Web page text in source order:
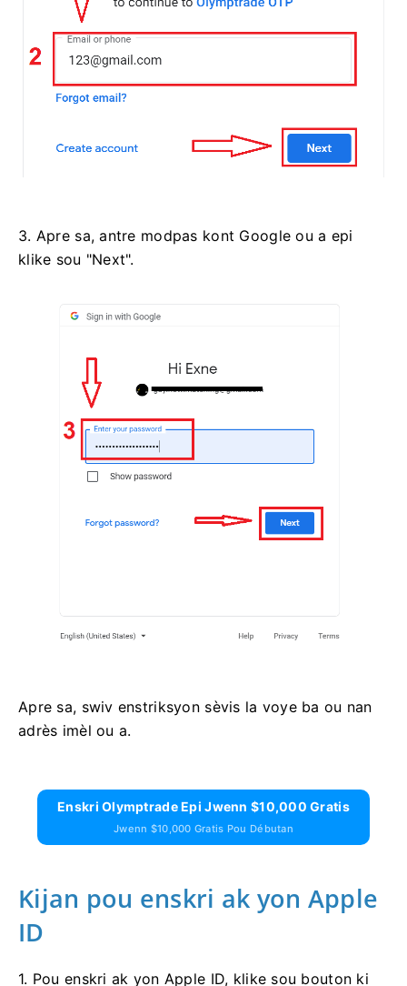
3. Apre sa, antre modpas kont Google ou a epi
klike sou "Next".
Apre sa, swiv enstriksyon sèvis la voye ba ou nan
adrès imèl ou a.
Enskri Olymptrade Epi Jwenn $10,000 Gratis
Jwenn $10,000 Gratis Pou Débutan
Kijan pou enskri ak yon Apple
ID
1. Pou enskri ak yon Apple ID, klike sou bouton ki